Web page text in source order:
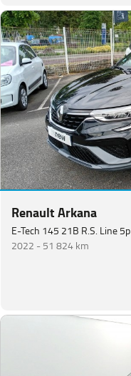
Renault Arkana
E-Tech 145 21B R.S. Line 5p
2022 -51 824 km